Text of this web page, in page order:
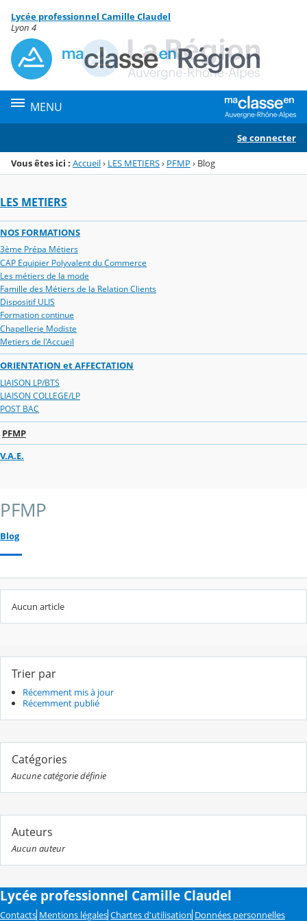
Menu de la rubrique
Contenu
Lycée professionnel Camille Claudel
Lyon 4
MENU
Se connecter
Vous êtes ici : Accueil› LES METIERS› PFMP › Blog
LES METIERS
NOS FORMATIONS
3ème Prépa Métiers
CAP Equipier Polyvalent du Commerce
Les métiers de la mode
Famille des Métiers de la Relation Clients
Dispositif ULIS
Formation continue
Chapellerie Modiste
Metiers de l'Accueil
ORIENTATION et AFFECTATION
LIAISON LP/BTS
LIAISON COLLEGE/LP
POST BAC
PFMP
V.A.E.
PFMP
Blog
Aucun article
Trier par
Récemment mis à jour
Récemment publié
Catégories
Aucune catégorie définie
Auteurs
Aucun auteur
Lycée professionnel Camille Claudel
Contacts Mentions légales Chartes d'utilisation Données personnelles